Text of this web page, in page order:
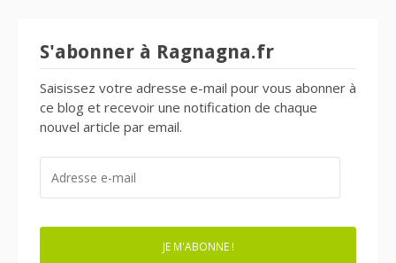
S'abonner à Ragnagna.fr
Saisissez votre adresse e-mail pour vous abonner à
ce blog et recevoir une notification de chaque
nouvel article par email.
MAIL
JE M'ABONNE !